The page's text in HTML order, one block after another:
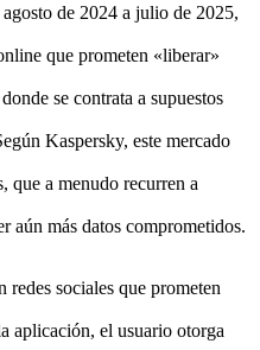
de 2024 a julio de 2025,
que prometen «liberar»
se contrata a supuestos
Kaspersky, este mercado
que a menudo recurren a
aún más datos comprometidos.
redes sociales que prometen
aplicación, el usuario otorga